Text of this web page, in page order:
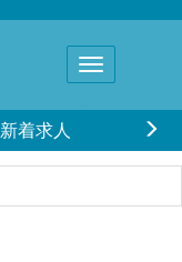
新着求人